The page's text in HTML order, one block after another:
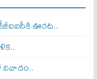
ఊరట..
వివాదం..